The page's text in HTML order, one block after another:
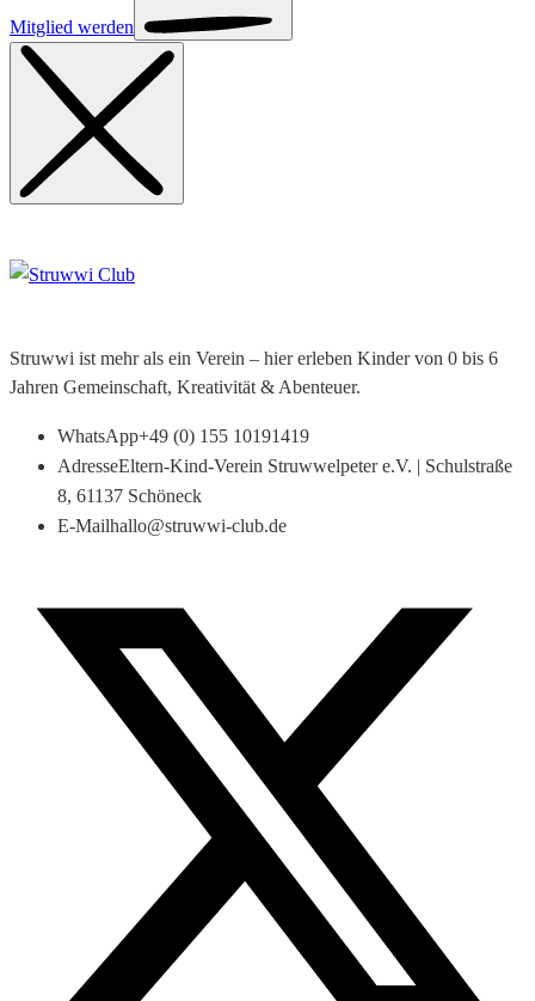
Mitglied werden
Struwwi ist mehr als ein Verein – hier erleben Kinder von 0 bis 6
Jahren Gemeinschaft, Kreativität & Abenteuer.
WhatsApp+49 (0) 155 10191419
AdresseEltern-Kind-Verein Struwwelpeter e.V. | Schulstraße
8, 61137 Schöneck
E-Mailhallo@struwwi-club.de